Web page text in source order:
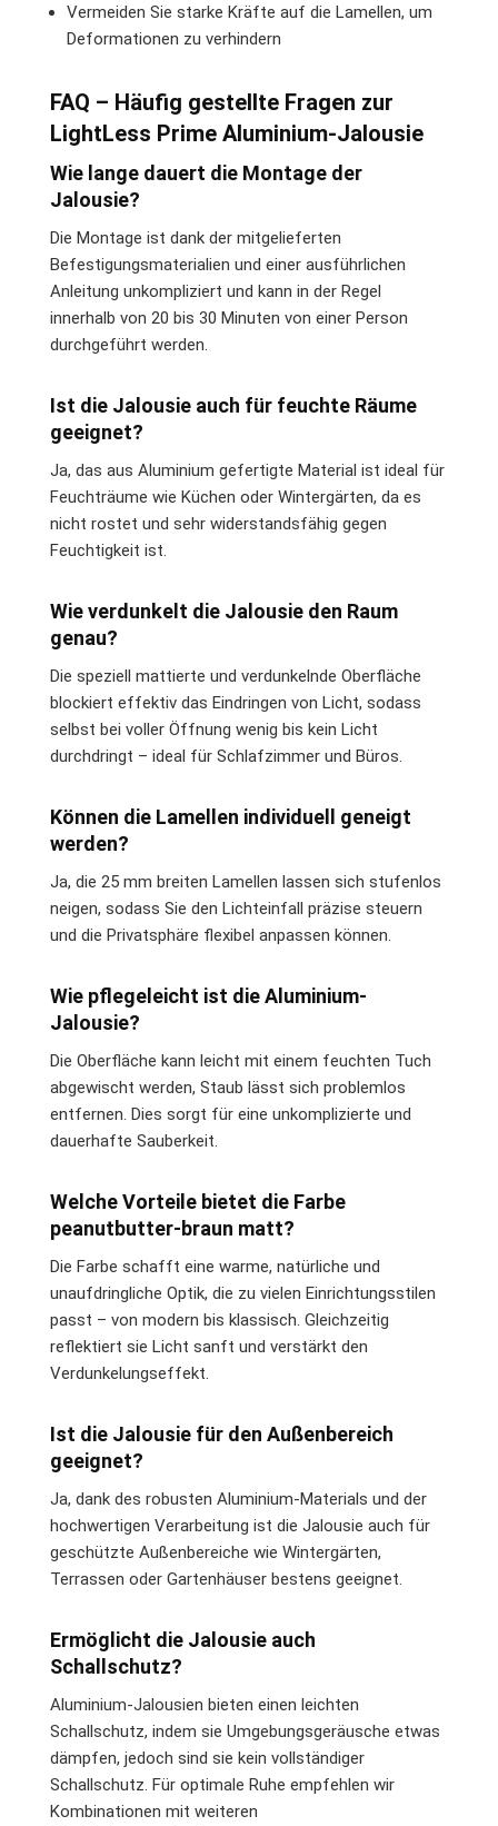
Vermeiden Sie starke Kräfte auf die Lamellen, um
Deformationen zu verhindern
FAQ – Häufig gestellte Fragen zur
LightLess Prime Aluminium-Jalousie
Wie lange dauert die Montage der
Jalousie?
Die Montage ist dank der mitgelieferten
Befestigungsmaterialien und einer ausführlichen
Anleitung unkompliziert und kann in der Regel
innerhalb von 20 bis 30 Minuten von einer Person
durchgeführt werden.
Ist die Jalousie auch für feuchte Räume
geeignet?
Ja, das aus Aluminium gefertigte Material ist ideal für
Feuchträume wie Küchen oder Wintergärten, da es
nicht rostet und sehr widerstandsfähig gegen
Feuchtigkeit ist.
Wie verdunkelt die Jalousie den Raum
genau?
Die speziell mattierte und verdunkelnde Oberfläche
blockiert effektiv das Eindringen von Licht, sodass
selbst bei voller Öffnung wenig bis kein Licht
durchdringt – ideal für Schlafzimmer und Büros.
Können die Lamellen individuell geneigt
werden?
Ja, die 25 mm breiten Lamellen lassen sich stufenlos
neigen, sodass Sie den Lichteinfall präzise steuern
und die Privatsphäre flexibel anpassen können.
Wie pflegeleicht ist die Aluminium-
Jalousie?
Die Oberfläche kann leicht mit einem feuchten Tuch
abgewischt werden, Staub lässt sich problemlos
entfernen. Dies sorgt für eine unkomplizierte und
dauerhafte Sauberkeit.
Welche Vorteile bietet die Farbe
peanutbutter-braun matt?
Die Farbe schafft eine warme, natürliche und
unaufdringliche Optik, die zu vielen Einrichtungsstilen
passt – von modern bis klassisch. Gleichzeitig
reflektiert sie Licht sanft und verstärkt den
Verdunkelungseffekt.
Ist die Jalousie für den Außenbereich
geeignet?
Ja, dank des robusten Aluminium-Materials und der
hochwertigen Verarbeitung ist die Jalousie auch für
geschützte Außenbereiche wie Wintergärten,
Terrassen oder Gartenhäuser bestens geeignet.
Ermöglicht die Jalousie auch
Schallschutz?
Aluminium-Jalousien bieten einen leichten
Schallschutz, indem sie Umgebungsgeräusche etwas
dämpfen, jedoch sind sie kein vollständiger
Schallschutz. Für optimale Ruhe empfehlen wir
Kombinationen mit weiteren